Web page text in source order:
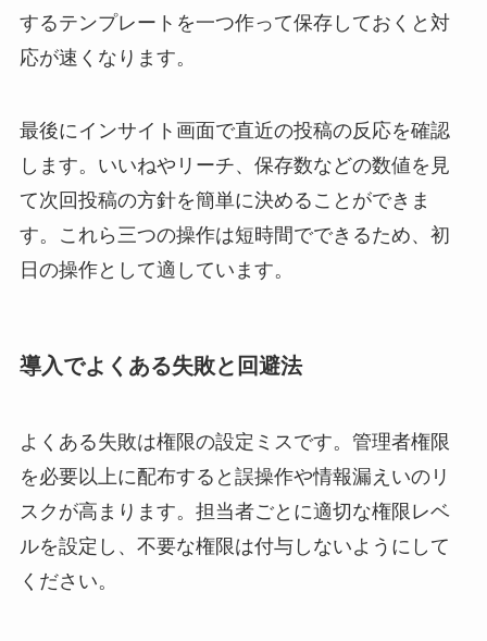
するテンプレートを一つ作って保存しておくと対
応が速くなります。
最後にインサイト画面で直近の投稿の反応を確認
します。いいねやリーチ、保存数などの数値を見
て次回投稿の方針を簡単に決めることができま
す。これら三つの操作は短時間でできるため、初
日の操作として適しています。
導入でよくある失敗と回避法
よくある失敗は権限の設定ミスです。管理者権限
を必要以上に配布すると誤操作や情報漏えいのリ
スクが高まります。担当者ごとに適切な権限レベ
ルを設定し、不要な権限は付与しないようにして
ください。